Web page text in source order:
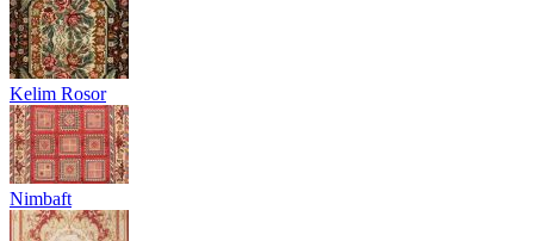
Kelim Rosor
Nimbaft